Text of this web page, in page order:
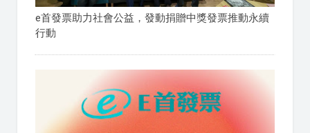
e首發票助力社會公益，發動捐贈中獎發票推動永續
行動